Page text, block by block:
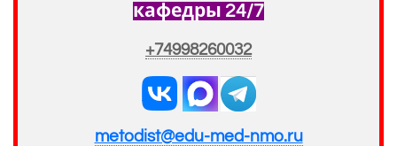
кафедры 24/7
+74998260032
metodist@edu-med-nmo.ru